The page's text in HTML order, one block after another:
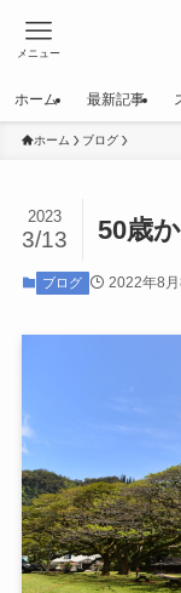
メニュー
ホーム 最新記事
ホーム ブログ
50歳
2023
3/13
ブログ 2022年8月